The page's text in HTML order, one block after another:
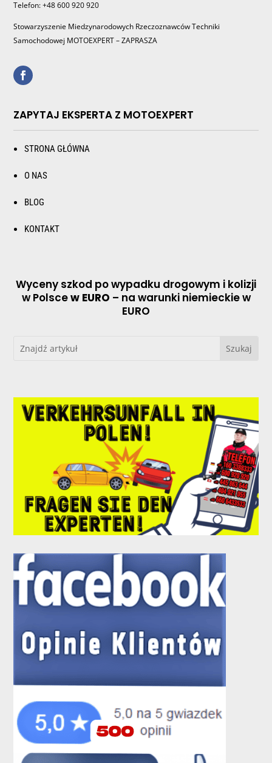
Telefon: +48 600 920 920
Stowarzyszenie Miedzynarodowych Rzeczoznawców Techniki
Samochodowej MOTOEXPERT – ZAPRASZA
ZAPYTAJ EKSPERTA Z MOTOEXPERT
STRONA GŁÓWNA
O NAS
BLOG
KONTAKT
Wyceny szkod po wypadku drogowym i kolizji
w Polscew EURO – na warunki niemieckie w
EURO